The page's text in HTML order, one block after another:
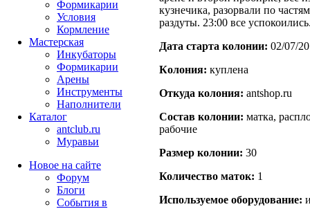
кузнечика, разорвали по
раздуты. 23:00 все
Дата старта кoлонии: 02/07/
Кoлония: куплена
Откуда кoлония: antshop.ru
Состав кoлонии: матка,
рабочие
Размер кoлонии: 30
Количество маток: 1
Используемое оборудование:
Формикарии
Условия
Кормление
Мастерская
Инкубаторы
Формикарии
Арены
Инструменты
Наполнители
Каталог
antclub.ru
Муравьи
Новое на сайте
Форум
Блоги
События в